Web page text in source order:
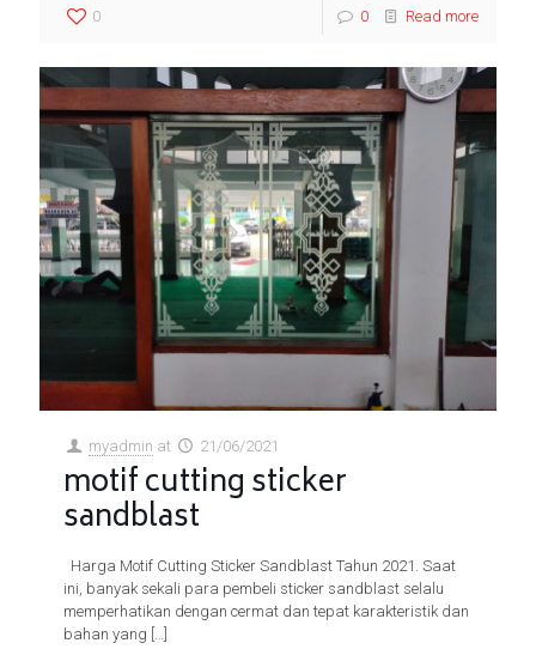
0 0 Read more
myadmin at 21/06/2021
motif cutting sticker
sandblast
Harga Motif Cutting Sticker Sandblast Tahun 2021. Saat
ini, banyak sekali para pembeli sticker sandblast selalu
memperhatikan dengan cermat dan tepat karakteristik dan
bahan yang […]